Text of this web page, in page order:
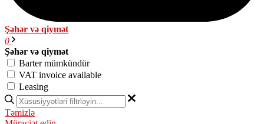
Şəhər və qiymət
0
Şəhər və qiymət
Barter mümkündür
VAT invoice available
Leasing
Təmizlə